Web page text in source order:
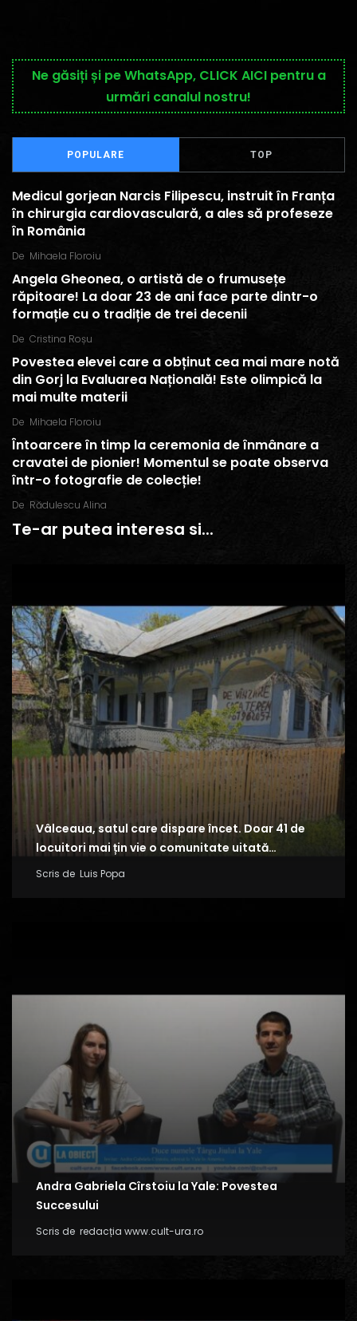
Ne găsiți și pe WhatsApp, CLICK AICI pentru a
urmări canalul nostru!
POPULARE TOP
Medicul gorjean Narcis Filipescu, instruit în Franța
în chirurgia cardiovasculară, a ales să profeseze
în România
De Mihaela Floroiu
Angela Gheonea, o artistă de o frumusețe
răpitoare! La doar 23 de ani face parte dintr-o
formație cu o tradiție de trei decenii
De Cristina Roșu
Povestea elevei care a obținut cea mai mare notă
din Gorj la Evaluarea Națională! Este olimpică la
mai multe materii
De Mihaela Floroiu
Întoarcere în timp la ceremonia de înmânare a
cravatei de pionier! Momentul se poate observa
într-o fotografie de colecție!
De Rădulescu Alina
Te-ar putea interesa si...
Vâlceaua, satul care dispare încet. Doar 41 de
locuitori mai țin vie o comunitate uitată…
Scris de Luis Popa
Andra Gabriela Cîrstoiu la Yale: Povestea
Succesului
Scris de redacția www.cult-ura.ro